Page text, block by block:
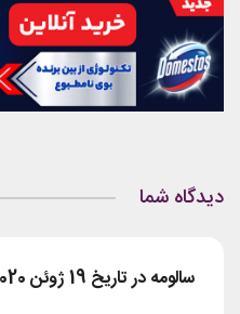
دیدگاه شما
سالومه در تاریخ 19 ژوئن 2020